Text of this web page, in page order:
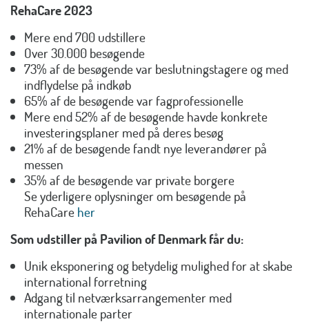
RehaCare 2023
Mere end 700 udstillere
Over 30.000 besøgende
73% af de besøgende var beslutningstagere og med
indflydelse på indkøb
65% af de besøgende var fagprofessionelle
Mere end 52% af de besøgende havde konkrete
investeringsplaner med på deres besøg
21% af de besøgende fandt nye leverandører på
messen
35% af de besøgende var private borgere
Se yderligere oplysninger om besøgende på
RehaCare her
Som udstiller på Pavilion of Denmark får du:
Unik eksponering og betydelig mulighed for at skabe
international forretning
Adgang til netværksarrangementer med
internationale parter